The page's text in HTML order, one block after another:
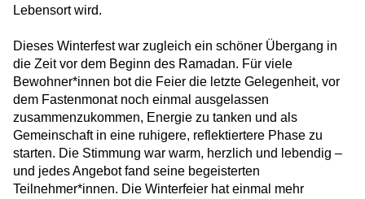
Wege in ein selbstbestimmtes Leben
HERO-Führungstreffen 2025
Stimmen der Stärke – Geschichten von Mut
und Menschlichkeit
Lebensort wird.
Dieses Winterfest war zugleich ein schöner Übergang in
die Zeit vor dem Beginn des Ramadan. Für viele
Bewohner*innen bot die Feier die letzte Gelegenheit, vor
dem Fastenmonat noch einmal ausgelassen
zusammenzukommen, Energie zu tanken und als
Gemeinschaft in eine ruhigere, reflektiertere Phase zu
starten. Die Stimmung war warm, herzlich und lebendig –
und jedes Angebot fand seine begeisterten
Teilnehmer*innen. Die Winterfeier hat einmal mehr